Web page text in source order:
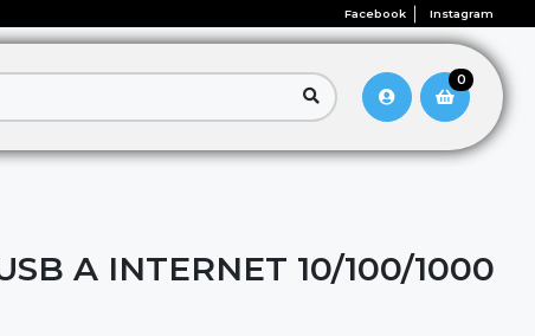
Facebook Instagram
0
A INTERNET 10/100/1000